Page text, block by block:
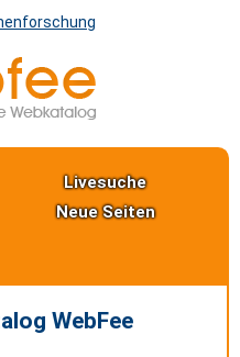
Livesuche
Neue Seiten
WebFee